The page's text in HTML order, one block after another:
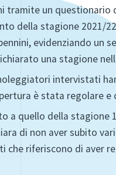
un questionario
della stagione 2021/
evidenziando un
una stagione
intervistati
è stata regolare e
quello della stagione
di non aver subito
riferiscono di aver